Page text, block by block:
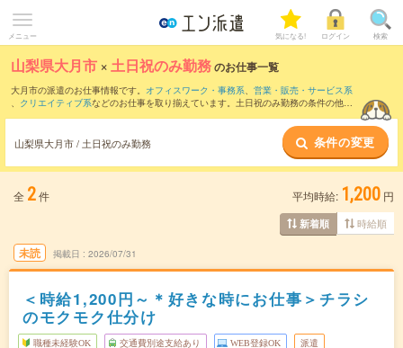
メニュー 気になる! ログイン 検索
山梨県大月市 ×土日祝のみ勤務のお仕事一覧
大月市の派遣のお仕事情報です。 オフィスワーク・事務系、 営業・販売・サービス系
、 クリエイティブ系などのお仕事を取り揃えています。土日祝のみ勤務の条件の他
山梨県大月市 / 土日祝のみ勤務 条件の変更
全 2件 平均時給: 1,200 円
新着順 時給順
未読 掲載日 2026/07/31
＜時給1,200円～＊好きな時にお仕事＞チラシ
のモクモク仕分け
職種未経験OK 交通費別途支給あり WEB登録OK 派遣